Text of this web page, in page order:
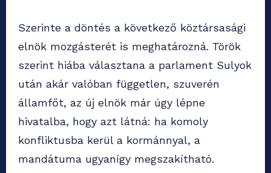
Szerinte a döntés a következő köztársasági
elnök mozgásterét is meghatározná. Török
szerint hiába választana a parlament Sulyok
után akár valóban független, szuverén
államfőt, az új elnök már úgy lépne
hivatalba, hogy azt látná: ha komoly
konfliktusba kerül a kormánnyal, a
mandátuma ugyanígy megszakítható.